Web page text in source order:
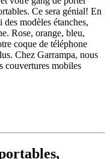
Ce sera génial! En
modèles étanches,
Rose, orange, bleu,
coque de téléphone
Chez Garrampa, nous
couvertures mobiles